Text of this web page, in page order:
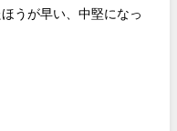
うが早い、中堅になっ